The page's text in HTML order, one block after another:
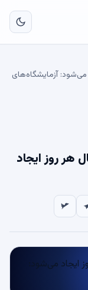
می‌شود: آزمایشگاه‌های
هر روز ایجاد